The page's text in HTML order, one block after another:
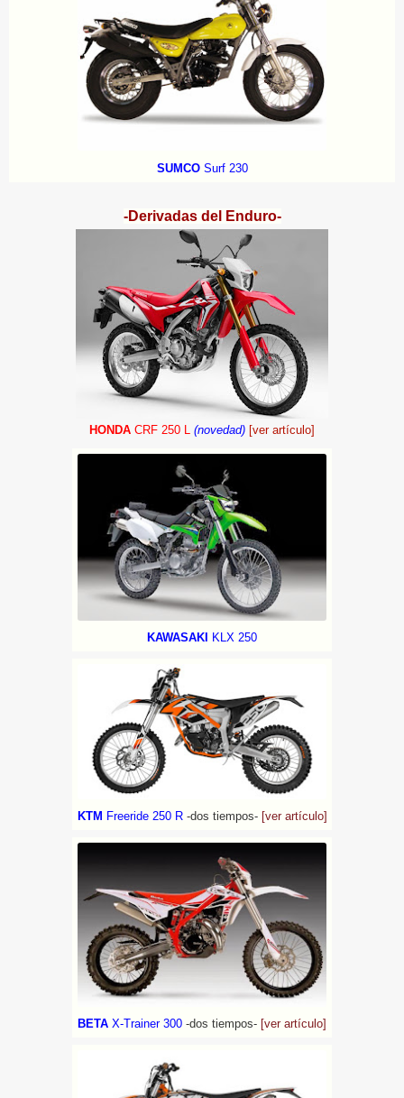
SUMCOSurf 230
-Derivadas del Enduro-
HONDA CRF 250 L (novedad) [ver artículo]
KAWASAKI KLX 250
KTM Freeride 250 R -dos tiempos-[ver artículo]
BETA X-Trainer 300 -dos tiempos- [ver artículo]